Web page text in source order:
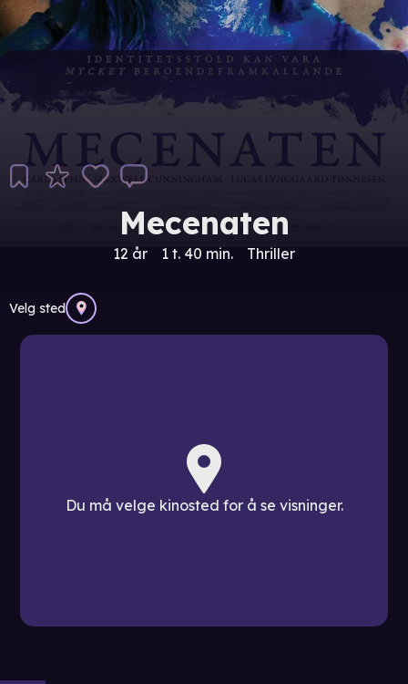
Mecenaten
12 år 1 t. 40 min. Thriller
Velg sted
Du må velge kinosted for å se visninger.